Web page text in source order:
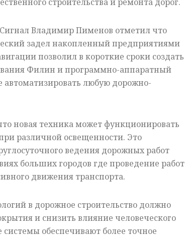
Владимир Пименов отметил что
задел накопленный предприятиями
позволил в короткие сроки создать
Филин и программно-аппаратный
любую дорожно-
новая техника может функционировать
различной освещенности. Это
ведения дорожных работ
больших городов где проведение работ
движения транспорта.
в дорожное строительство должно
и снизить влияние человеческого
обеспечивают более точное